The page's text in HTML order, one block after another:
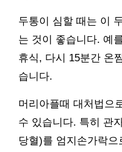
두통이 심할 때는 이
는 것이 좋습니다. 예
휴식, 다시 15분간 온
습니다.
머리아플때 대처법으
수 있습니다. 특히 관
당혈)를 엄지손가락